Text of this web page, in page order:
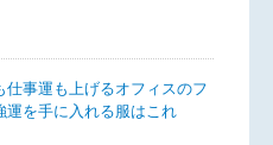
仕事運も上げるオフィスのフ
運を手に入れる服はこれ